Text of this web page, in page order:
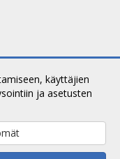
käyttäjien
ja asetusten
pidätetään.